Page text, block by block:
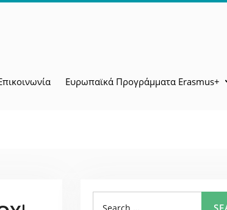
Ευρωπαϊκά Προγράμματα Erasmus+